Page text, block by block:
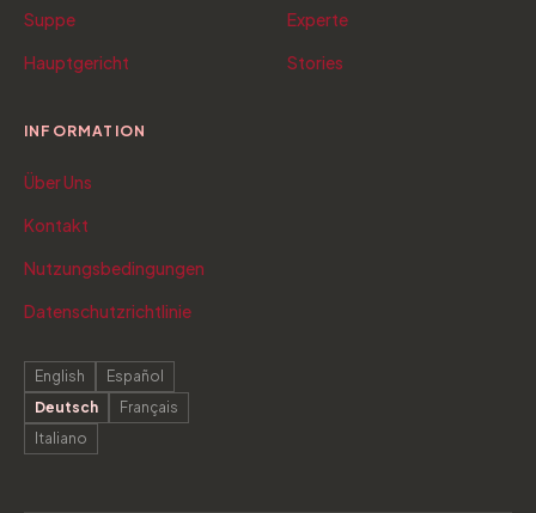
Suppe
Hauptgericht
Experte
Stories
INFORMATION
Über Uns
Kontakt
Nutzungsbedingungen
Datenschutzrichtlinie
English
Español
Deutsch
Français
Italiano